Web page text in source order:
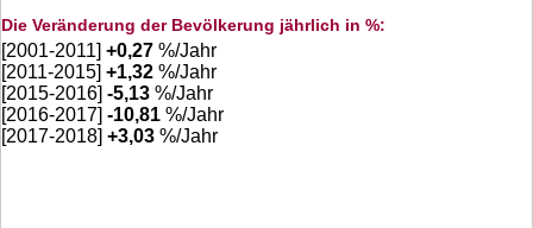
Die Veränderung der Bevölkerung jährlich in %:
[2001-2011] +0,27 %/Jahr
[2011-2015] +1,32 %/Jahr
[2015-2016] -5,13 %/Jahr
[2016-2017] -10,81 %/Jahr
[2017-2018] +3,03 %/Jahr